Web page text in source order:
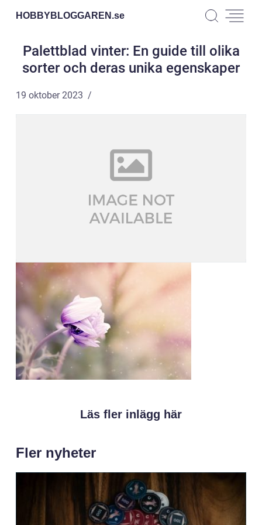
HOBBYBLOGGAREN.se
Palettblad vinter: En guide till olika
sorter och deras unika egenskaper
19 oktober 2023
Läs fler inlägg här
Fler nyheter